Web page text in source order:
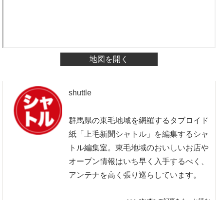
地図を開く
shuttle
群馬県の東毛地域を網羅するタブロイド
紙「上毛新聞シャトル」を編集するシャ
トル編集室。東毛地域のおいしいお店や
オープン情報はいち早く入手するべく、
アンテナを高く張り巡らしています。